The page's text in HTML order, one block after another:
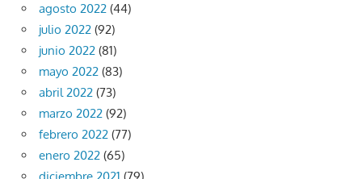
agosto 2022 (44)
julio 2022 (92)
junio 2022 (81)
mayo 2022 (83)
abril 2022 (73)
marzo 2022 (92)
febrero 2022 (77)
enero 2022 (65)